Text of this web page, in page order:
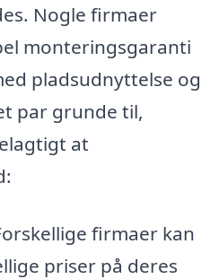
Nogle firmaer
monteringsgaranti
pladsudnyttelse og
par grunde til,
at
firmaer kan
priser på deres